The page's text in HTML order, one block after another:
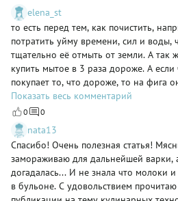
elena_st
то есть перед тем, как почистить,
потратить уйму времени, сил и воды,
тщательно её отмыть от земли. А так
купить мытое в 3 раза дороже. А если
покупает то, что дороже, то на фига
отходами?! Ну так себе совет!
Показать весь комментарий
0 0
nata13
Спасибо! Очень полезная статья!
замораживаю для дальнейшей
догадалась... И не знала что молоки
в бульоне. С удовольствием